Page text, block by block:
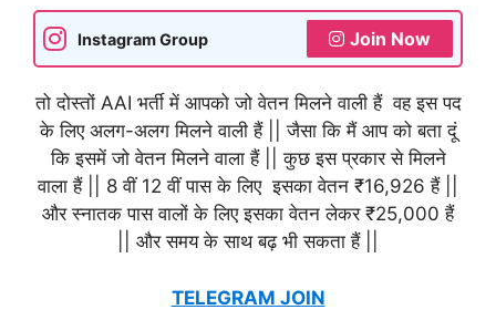
Instagram Group Join Now
तो दोस्तों AAI भर्ती में आपको जो वेतन मिलने वाली हैं वह इस पद
के लिए अलग-अलग मिलने वाली हैं || जैसा कि मैं आप को बता दूं
कि इसमें जो वेतन मिलने वाला हैं || कुछ इस प्रकार से मिलने
वाला हैं || 8 वीं 12 वीं पास के लिए इसका वेतन ₹16,926 हैं ||
और स्नातक पास वालों के लिए इसका वेतन लेकर ₹25,000 हैं
|| और समय के साथ बढ़ भी सकता हैं ||
TELEGRAM JOIN